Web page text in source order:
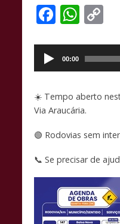
F
e
b
o
o
k
W
at
s
A
p
p
C
p
y
Li
k
Tocador
áudio
00:00
☀️ Tempo aberto
Via Araucária.
🟢 Rodovias sem
📞 Se precisar de